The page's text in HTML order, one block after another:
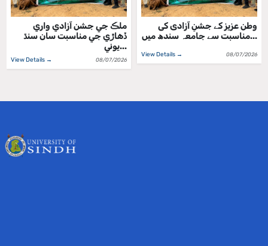
ملڪ جي جشن آزادي واري
ڏهاڙي جي مناسبت سان سنڌ
يوني...
View Details → 08/07/2026
وطن عزیز کے جشنِ آزادی کی
مناسبت سے جامعہ سندھ میں...
View Details → 08/07/2026